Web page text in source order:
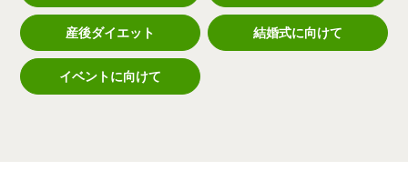
産後ダイエット 結婚式に向けて
イベントに向けて